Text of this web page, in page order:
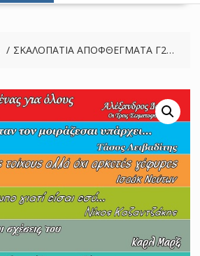
ΣΚΑΛΟΠΑΤΙΑ ΑΠΟΦΘΕΓΜΑΤΑ Γ2…